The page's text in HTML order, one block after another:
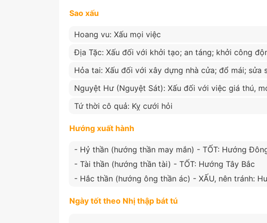
Sao xấu
Hoang vu: Xấu mọi việc
Địa Tặc: Xấu đối với khởi tạo; an táng; khởi công
Hỏa tai: Xấu đối với xây dựng nhà cửa; đổ mái; sửa
Nguyệt Hư (Nguyệt Sát): Xấu đối với việc giá thú,
Tứ thời cô quả: Kỵ cưới hỏi
Hướng xuất hành
- Hỷ thần (hướng thần may mắn) - TỐT: Hướng
- Tài thần (hướng thần tài) - TỐT: Hướng Tây Bắc
- Hắc thần (hướng ông thần ác) - XẤU, nên tránh:
Ngày tốt theo Nhị thập bát tú